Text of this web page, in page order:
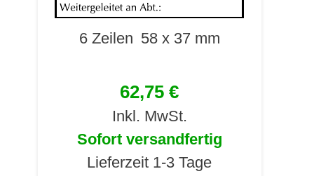
6 Zeilen 58 x 37 mm
62,75 €
Inkl. MwSt.
Sofort versandfertig
Lieferzeit 1-3 Tage